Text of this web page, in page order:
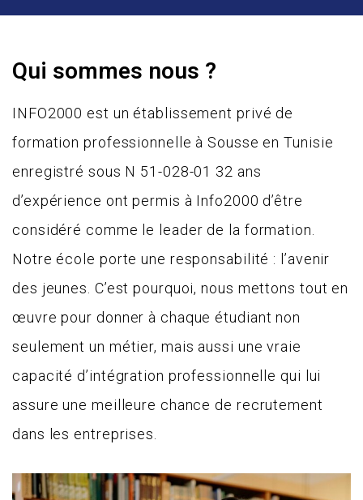
Qui sommes nous ?
INFO2000 est un établissement privé de
formation professionnelle à Sousse en Tunisie
enregistré sous N 51-028-01 32 ans
d’expérience ont permis à Info2000 d’être
considéré comme le leader de la formation.
Notre école porte une responsabilité : l’avenir
des jeunes. C’est pourquoi, nous mettons tout en
œuvre pour donner à chaque étudiant non
seulement un métier, mais aussi une vraie
capacité d’intégration professionnelle qui lui
assure une meilleure chance de recrutement
dans les entreprises.​